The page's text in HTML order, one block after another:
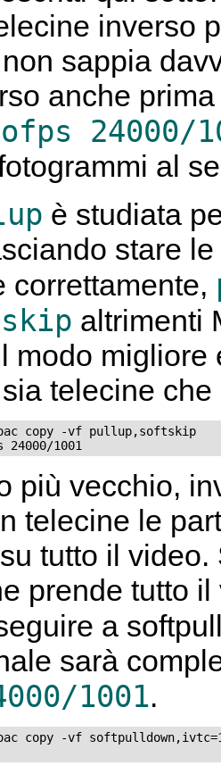
inverso
sappia
anche
24000/
al
è studiata
stare
correttamente,
altrimenti
modo
telecine
copy -vf pullup,softskip
24000/1001
più vecchio,
telecine le
tutto il
prende tutto
a
sarà
1001.
copy -vf